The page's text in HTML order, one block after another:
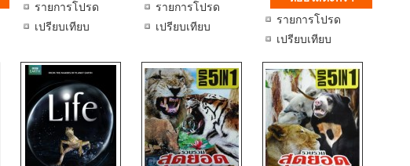
รายการโปรด
เปรียบเทียบ
รายการโปรด
เปรียบเทียบ
รายการโปรด
เปรียบเทียบ